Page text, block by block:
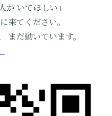
が いてほしい」
来てください。
まだ動いています。